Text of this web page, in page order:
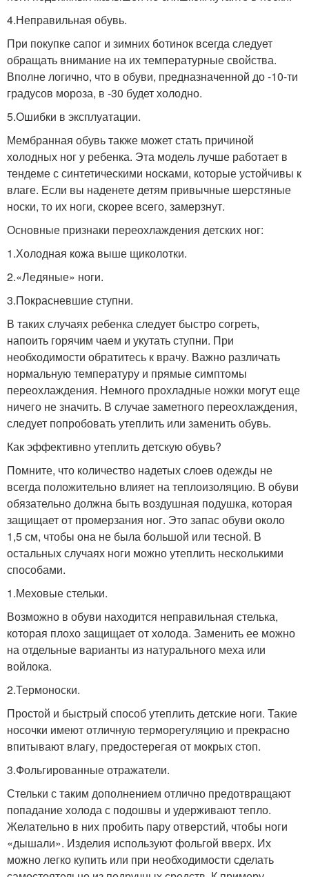
4.Неправильная обувь.
При покупке сапог и зимних ботинок всегда следует
обращать внимание на их температурные свойства.
Вполне логично, что в обуви, предназначенной до -10-ти
градусов мороза, в -30 будет холодно.
5.Ошибки в эксплуатации.
Мембранная обувь также может стать причиной
холодных ног у ребенка. Эта модель лучше работает в
тендеме с синтетическими носками, которые устойчивы к
влаге. Если вы наденете детям привычные шерстяные
носки, то их ноги, скорее всего, замерзнут.
Основные признаки переохлаждения детских ног:
1.Холодная кожа выше щиколотки.
2.«Ледяные» ноги.
3.Покрасневшие ступни.
В таких случаях ребенка следует быстро согреть,
напоить горячим чаем и укутать ступни. При
необходимости обратитесь к врачу. Важно различать
нормальную температуру и прямые симптомы
переохлаждения. Немного прохладные ножки могут еще
ничего не значить. В случае заметного переохлаждения,
следует попробовать утеплить или заменить обувь.
Как эффективно утеплить детскую обувь?
Помните, что количество надетых слоев одежды не
всегда положительно влияет на теплоизоляцию. В обуви
обязательно должна быть воздушная подушка, которая
защищает от промерзания ног. Это запас обуви около
1,5 см, чтобы она не была большой или тесной. В
остальных случаях ноги можно утеплить несколькими
способами.
1.Меховые стельки.
Возможно в обуви находится неправильная стелька,
которая плохо защищает от холода. Заменить ее можно
на отдельные варианты из натурального меха или
войлока.
2.Термоноски.
Простой и быстрый способ утеплить детские ноги. Такие
носочки имеют отличную терморегуляцию и прекрасно
впитывают влагу, предостерегая от мокрых стоп.
3.Фольгированные отражатели.
Стельки с таким дополнением отлично предотвращают
попадание холода с подошвы и удерживают тепло.
Желательно в них пробить пару отверстий, чтобы ноги
«дышали». Изделия используют фольгой вверх. Их
можно легко купить или при необходимости сделать